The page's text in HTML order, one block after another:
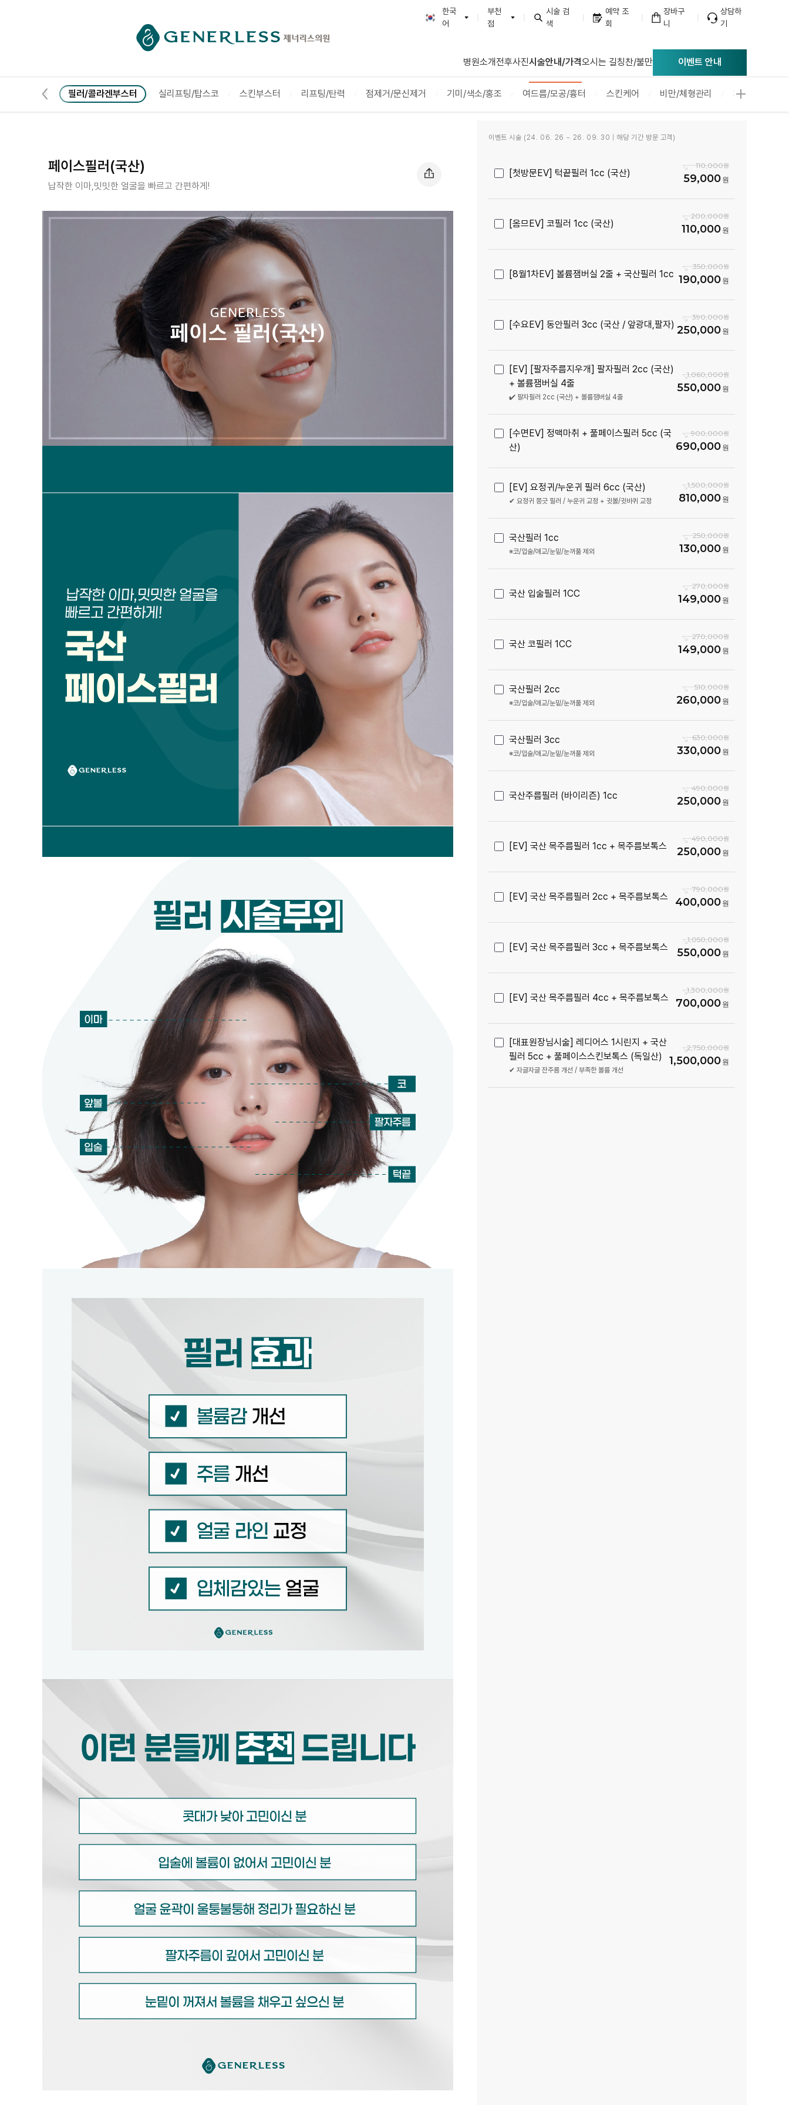
한국
어
부천
점
천호점
연신내점
시술 검
색
예약 조
회
장바구
니
상담하
기
병원소개전후사진시술안내/가격오시는 길칭찬/불만 이벤트 안내
/DCA 주사 필러/콜라겐부스터 실리프팅/탑스코 스킨부스터 리프팅/탄력 점제거/문신제거 기미/색소/홍조 여드름/모공/흉터 스킨케어 비만/체형관리 제너리스 제로
페이스필러(국산)
납작한 이마,밋밋한 얼굴을 빠르고 간편하게!
이벤트 시술 (24. 06. 26 ~ 26. 09. 30 | 해당 기간 방문 고객)
[첫방문EV] 턱끝필러 1cc (국산)
110,000
59,000
[옴므EV] 코필러 1cc (국산)
200,000
110,000
[8월1차EV] 볼륨잼버실 2줄 + 국산필러 1cc
350,000
190,000
[수요EV] 동안필러 3cc (국산 / 앞광대,팔자)
390,000
250,000
[EV] [팔자주름지우개] 팔자필러 2cc (국산)
+ 볼륨잼버실 4줄
✔️ 팔자필러 2cc (국산) + 볼륨잼버실 4줄
1,060,000
550,000
[수면EV] 정맥마취 + 풀페이스필러 5cc (국
산)
900,000
690,000
[EV] 요정귀/누운귀 필러 6cc (국산)
✔ 요정귀 쫑긋 필러 / 누운귀 교정 + 귓볼/귓바퀴 교정
1,500,000
810,000
국산필러 1cc
※코/입술/애교/눈밑/눈꺼풀 제외
250,000
130,000
국산 입술필러 1CC
270,000
149,000
국산 코필러 1CC
270,000
149,000
국산필러 2cc
※코/입술/애교/눈밑/눈꺼풀 제외
510,000
260,000
국산필러 3cc
※코/입술/애교/눈밑/눈꺼풀 제외
630,000
330,000
국산주름필러 (바이리즌) 1cc
490,000
250,000
[EV] 국산 목주름필러 1cc + 목주름보톡스
490,000
250,000
[EV] 국산 목주름필러 2cc + 목주름보톡스
790,000
400,000
[EV] 국산 목주름필러 3cc + 목주름보톡스
1,050,000
550,000
[EV] 국산 목주름필러 4cc + 목주름보톡스
1,300,000
700,000
[대표원장님시술] 레디어스 1시린지 + 국산
필러 5cc + 풀페이스스킨보톡스 (독일산)
✔ 자글자글 잔주름 개선 / 부족한 볼륨 개선
2,750,000
1,500,000